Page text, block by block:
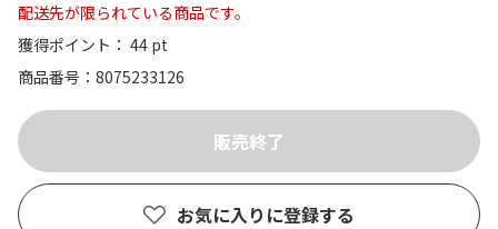
配送先が限られている商品です。
獲得ポイント： 44 pt
商品番号
8075233126
お気に入りに登録する